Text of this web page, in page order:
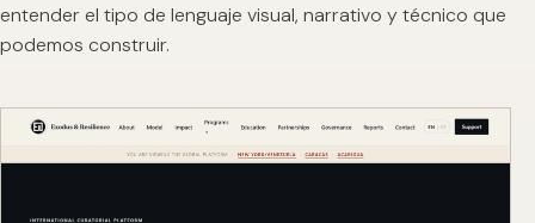
entender el tipo de lenguaje visual, narrativo y técnico que
podemos construir.